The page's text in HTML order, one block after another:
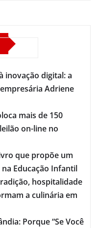
inovação digital: a
Adriene
mais de 150
on-line no
que propõe um
Educação Infantil
hospitalidade
a culinária em
Porque “Se Você